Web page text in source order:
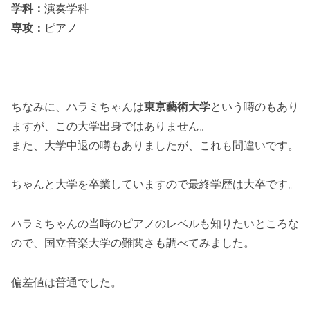
学科： 演奏学科
専攻： ピアノ
ちなみに、ハラミちゃんは東京藝術大学という噂のもあり
ますが、この大学出身ではありません。
また、大学中退の噂もありましたが、これも間違いです。
ちゃんと大学を卒業していますので最終学歴は大卒です。
ハラミちゃんの当時のピアノのレベルも知りたいところな
ので、国立音楽大学の難関さも調べてみました。
偏差値は普通でした。